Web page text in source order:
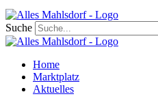
Suche
Home
Marktplatz
Aktuelles